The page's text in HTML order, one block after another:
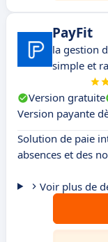
PayFit
la gestion
simple et
Version gratuite
Version payante
Solution de paie
absences et des
Voir plus de